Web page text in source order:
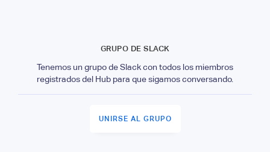
GRUPO DE SLACK
Tenemos un grupo de Slack con todos los miembros
registrados del Hub para que sigamos conversando.
UNIRSE AL GRUPO